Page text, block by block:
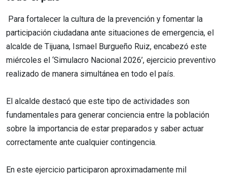
Para fortalecer la cultura de la prevención y fomentar la
participación ciudadana ante situaciones de emergencia, el
alcalde de Tijuana, Ismael Burgueño Ruiz, encabezó este
miércoles el ‘Simulacro Nacional 2026’, ejercicio preventivo
realizado de manera simultánea en todo el país.
El alcalde destacó que este tipo de actividades son
fundamentales para generar conciencia entre la población
sobre la importancia de estar preparados y saber actuar
correctamente ante cualquier contingencia.
En este ejercicio participaron aproximadamente mil